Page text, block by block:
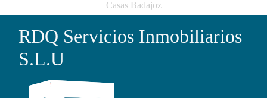
Casas Badajoz
RDQ Servicios Inmobiliarios
S.L.U